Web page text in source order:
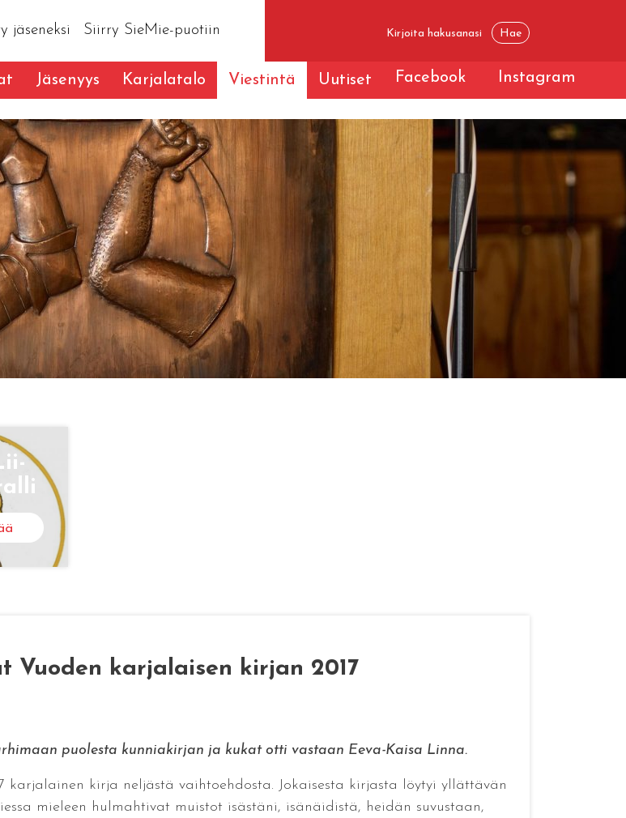
jäseneksi Siirry SieMie-puotiin
Jäsenyys Karjalatalo Viestintä Uutiset Facebook Instagram
karjalaisen kirjan 2017
puolesta kunniakirjan ja kukat otti vastaan Eeva-Kaisa Linna.
kirja neljästä vaihtoehdosta. Jokaisesta kirjasta löytyi yllättävän
mieleen hulmahtivat muistot isästäni, isänäidistä, heidän suvustaan,